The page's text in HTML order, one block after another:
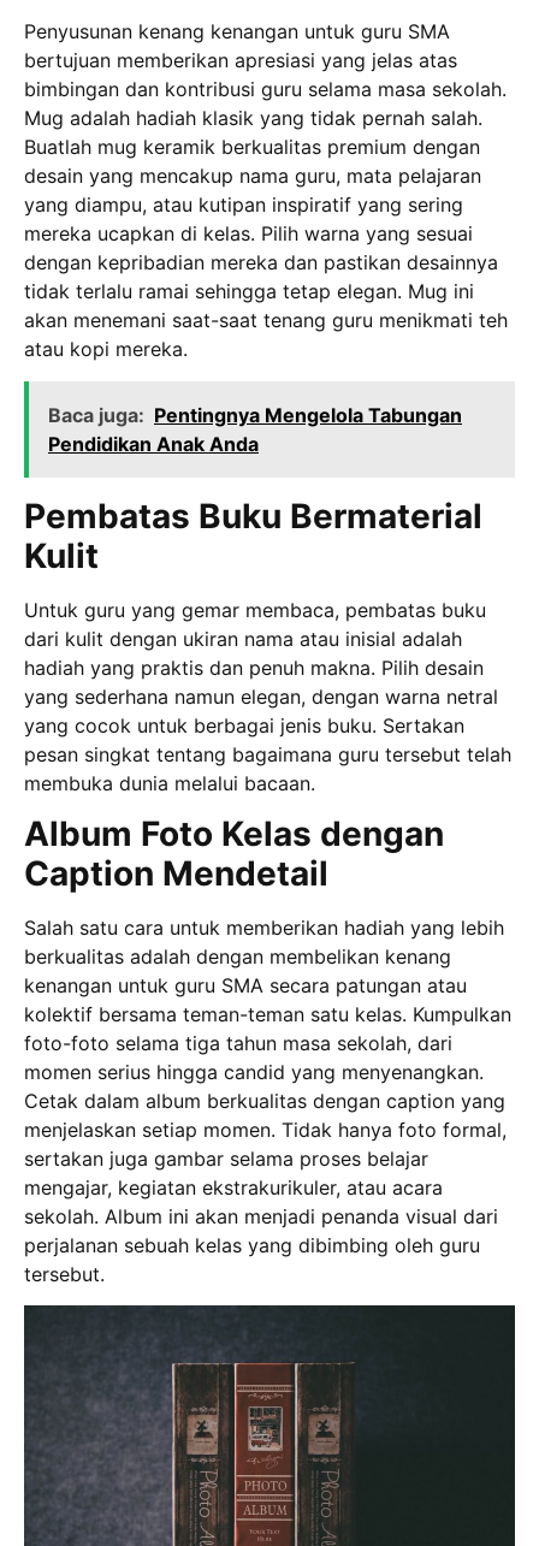
Penyusunan kenang kenangan untuk guru SMA
bertujuan memberikan apresiasi yang jelas atas
bimbingan dan kontribusi guru selama masa sekolah.
Mug adalah hadiah klasik yang tidak pernah salah.
Buatlah mug keramik berkualitas premium dengan
desain yang mencakup nama guru, mata pelajaran
yang diampu, atau kutipan inspiratif yang sering
mereka ucapkan di kelas. Pilih warna yang sesuai
dengan kepribadian mereka dan pastikan desainnya
tidak terlalu ramai sehingga tetap elegan. Mug ini
akan menemani saat-saat tenang guru menikmati teh
atau kopi mereka.
Baca juga: Pentingnya Mengelola Tabungan
Pendidikan Anak Anda
Pembatas Buku Bermaterial
Kulit
Untuk guru yang gemar membaca, pembatas buku
dari kulit dengan ukiran nama atau inisial adalah
hadiah yang praktis dan penuh makna. Pilih desain
yang sederhana namun elegan, dengan warna netral
yang cocok untuk berbagai jenis buku. Sertakan
pesan singkat tentang bagaimana guru tersebut telah
membuka dunia melalui bacaan.
Album Foto Kelas dengan
Caption Mendetail
Salah satu cara untuk memberikan hadiah yang lebih
berkualitas adalah dengan membelikan kenang
kenangan untuk guru SMA secara patungan atau
kolektif bersama teman-teman satu kelas. Kumpulkan
foto-foto selama tiga tahun masa sekolah, dari
momen serius hingga candid yang menyenangkan.
Cetak dalam album berkualitas dengan caption yang
menjelaskan setiap momen. Tidak hanya foto formal,
sertakan juga gambar selama proses belajar
mengajar, kegiatan ekstrakurikuler, atau acara
sekolah. Album ini akan menjadi penanda visual dari
perjalanan sebuah kelas yang dibimbing oleh guru
tersebut.